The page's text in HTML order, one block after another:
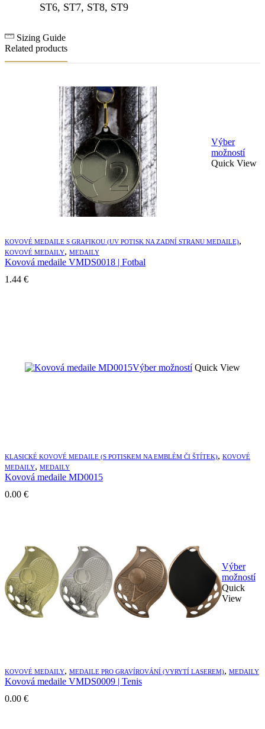
ST6, ST7, ST8, ST9
Sizing Guide
Related products
Výber
možností
Quick View
KOVOVÉ MEDAILE S GRAFIKOU (UV POTISK NA ZADNÍ STRANU MEDAILE),
KOVOVÉ MEDAILY, MEDAILY
Kovová medaile VMDS0018 | Fotbal
1.44 €
Výber možností Tento
vybrať
na
Quick View
KLASICKÉ KOVOVÉ MEDAILE (S POTISKEM NA EMBLÉM ČI ŠTÍTEK), KOVOVÉ
MEDAILY, MEDAILY
Kovová medaile MD0015
0.00 €
Výber
možností
na
Quick
View
KOVOVÉ MEDAILY, MEDAILE PRO GRAVÍROVÁNÍ (VYRYTÍ LASEREM), MEDAILY
Kovová medaile VMDS0009 | Tenis
0.00 €